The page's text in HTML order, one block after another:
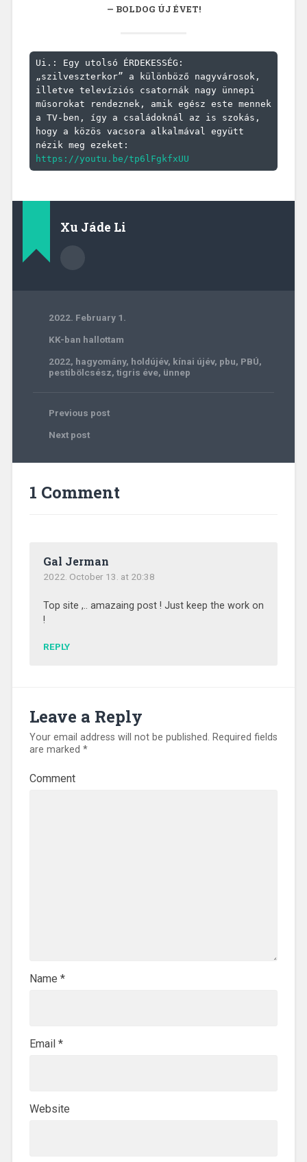
BOLDOG ÚJ ÉVET!
Ui.: Egy utolsó ÉRDEKESSÉG:
„szilveszterkor” a különböző nagyvárosok,
illetve televíziós csatornák nagy ünnepi
műsorokat rendeznek, amik egész este mennek
a TV-ben, így a családoknál az is szokás,
hogy a közös vacsora alkalmával együtt
https://youtu.be/tp6lFgkfxUU
Xu Jáde Li
2022. February 1.
KK-ban hallottam
2022, hagyomány, holdújév, kínai újév, pbu, PBÚ,
pestibölcsész, tigris éve, ünnep
Previous post
Next post
1 Comment
Gal Jerman
2022. October 13. at 20:38
Top site ,.. amazaing post ! Just keep the work on
!
REPLY
Leave a Reply
Your email address will not be published. Required fields
are marked *
Comment
Name *
Email *
Website